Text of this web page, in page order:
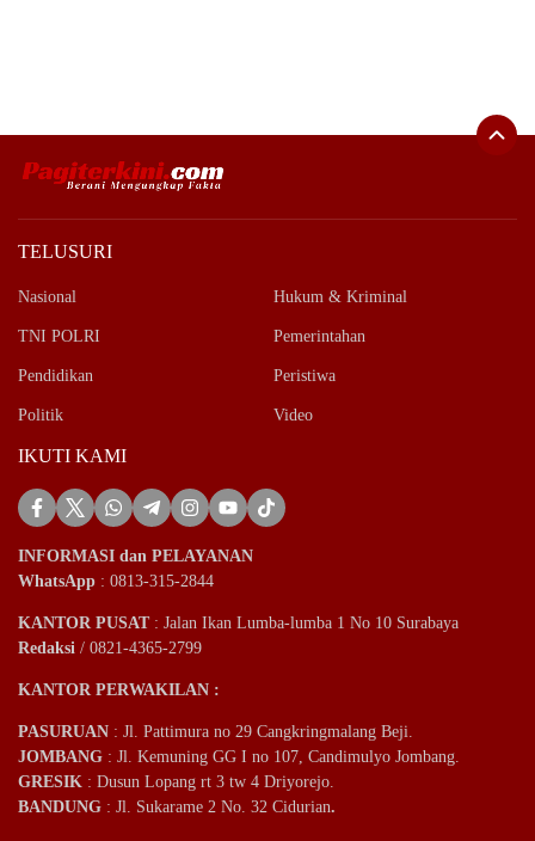
TELUSURI
Nasional Hukum & Kriminal
TNI POLRI Pemerintahan
Pendidikan Peristiwa
Politik Video
IKUTI KAMI
INFORMASI dan PELAYANAN
WhatsApp : 0813-315-2844
KANTOR PUSAT: Jalan Ikan Lumba-lumba 1 No 10 Surabaya
Redaksi / 0821-4365-2799
KANTOR PERWAKILAN :
PASURUAN : Jl. Pattimura no 29 Cangkringmalang Beji.
JOMBANG : Jl. Kemuning GG I no 107, Candimulyo Jombang.
GRESIK : Dusun Lopang rt 3 tw 4 Driyorejo.
BANDUNG : Jl. Sukarame 2 No. 32 Cidurian.